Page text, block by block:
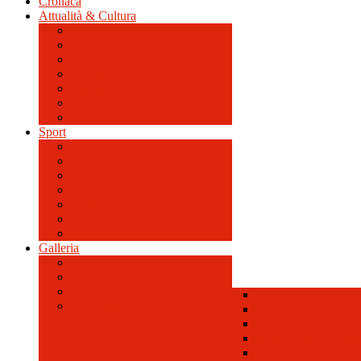
Attualità & Cultura
Sport
Galleria